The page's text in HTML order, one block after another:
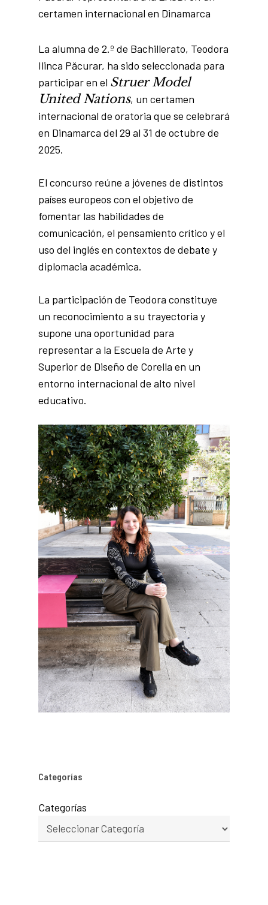
certamen internacional en Dinamarca
La alumna de 2.º de Bachillerato, Teodora
Ilinca Păcurar, ha sido seleccionada para
participar en el Struer Model
United Nations, un certamen
internacional de oratoria que se celebrará
en Dinamarca del 29 al 31 de octubre de
2025.
El concurso reúne a jóvenes de distintos
países europeos con el objetivo de
fomentar las habilidades de
comunicación, el pensamiento crítico y el
uso del inglés en contextos de debate y
diplomacia académica.
La participación de Teodora constituye
un reconocimiento a su trayectoria y
supone una oportunidad para
representar a la Escuela de Arte y
Superior de Diseño de Corella en un
entorno internacional de alto nivel
educativo.
Categorías
Categorías